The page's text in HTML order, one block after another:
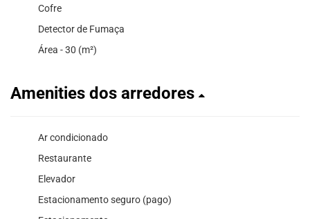
Cofre
Detector de Fumaça
Área - 30 (m²)
Amenities dos arredores
Ar condicionado
Restaurante
Elevador
Estacionamento seguro (pago)